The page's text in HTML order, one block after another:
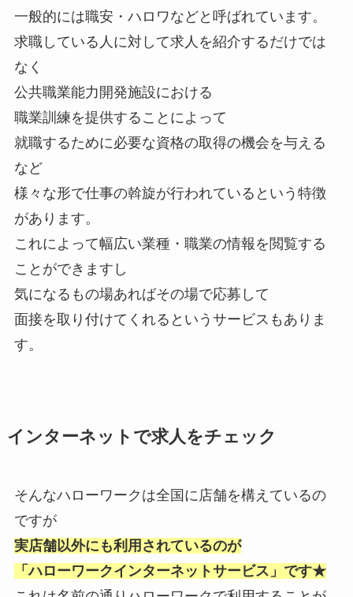
一般的には職安・ハロワなどと呼ばれています。
求職している人に対して求人を紹介するだけでは
なく
公共職業能力開発施設における
職業訓練を提供することによって
就職するために必要な資格の取得の機会を与える
など
様々な形で仕事の斡旋が行われているという特徴
があります。
これによって幅広い業種・職業の情報を閲覧する
ことができますし
気になるもの場あればその場で応募して
面接を取り付けてくれるというサービスもありま
す。
インターネットで求人をチェック
そんなハローワークは全国に店舗を構えているの
ですが
実店舗以外にも利用されているのが
「ハローワークインターネットサービス」です★